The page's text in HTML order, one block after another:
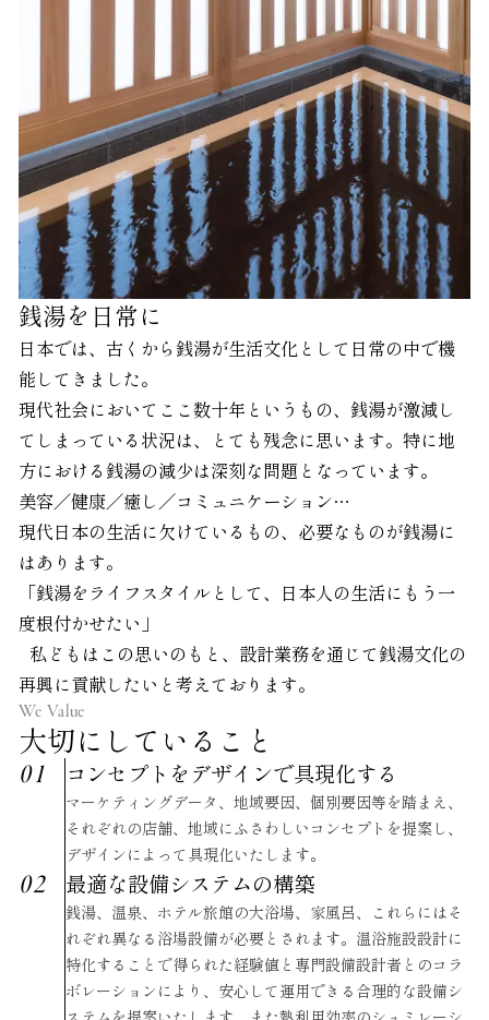
銭湯を日常に
日本では、古くから銭湯が生活文化として日常の中で機
能してきました。
現代社会においてここ数十年というもの、銭湯が激減し
てしまっている状況は、とても残念に思います。特に地
方における銭湯の減少は深刻な問題となっています。
美容／健康／癒し／コミュニケーション…
現代日本の生活に欠けているもの、必要なものが銭湯に
はあります。
「銭湯をライフスタイルとして、日本人の生活にもう一
度根付かせたい」
私どもはこの思いのもと、設計業務を通じて銭湯文化の
再興に貢献したいと考えております。
We Value
大切にしていること
コンセプトをデザインで具現化する
マーケティングデータ、地域要因、個別要因等を踏まえ、
それぞれの店舗、地域にふさわしいコンセプトを提案し、
デザインによって具現化いたします。
最適な設備システムの構築
銭湯、温泉、ホテル旅館の大浴場、家風呂、これらにはそ
れぞれ異なる浴場設備が必要とされます。温浴施設設計に
特化することで得られた経験値と専門設備設計者とのコラ
ボレーションにより、安心して運用できる合理的な設備シ